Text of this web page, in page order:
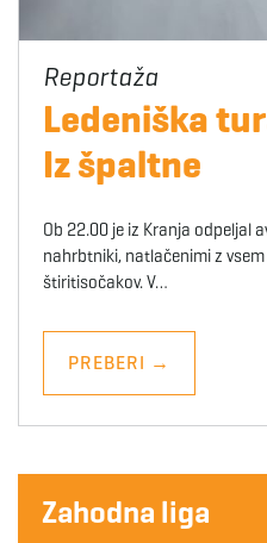
Ledeniška
Iz špaltne
Ob 22.00 je iz Kranja odpeljal
nahrbtniki, natlačenimi z
štiritisočakov. V…
PREBERI →
Zahodna liga